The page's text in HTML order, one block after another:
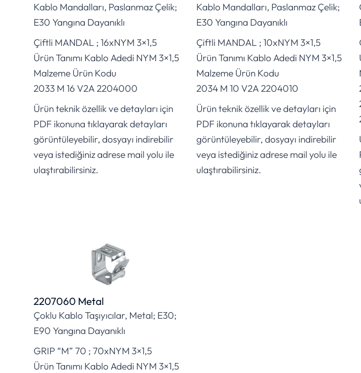
Kablo Mandalları, Paslanmaz Çelik;
E30 Yangına Dayanıklı
Çiftli MANDAL ; 16xNYM 3×1,5
Ürün Tanımı Kablo Adedi NYM 3×1,5
Malzeme Ürün Kodu
2033 M 16 V2A 2204000
Ürün teknik özellik ve detayları için
PDF ikonuna tıklayarak detayları
görüntüleyebilir, dosyayı indirebilir
veya istediğiniz adrese mail yolu ile
ulaştırabilirsiniz.
Kablo Mandalları, Paslanmaz Çelik;
E30 Yangına Dayanıklı
Çiftli MANDAL ; 10xNYM 3×1,5
Ürün Tanımı Kablo Adedi NYM 3×1,5
Malzeme Ürün Kodu
2034 M 10 V2A 2204010
Ürün teknik özellik ve detayları için
PDF ikonuna tıklayarak detayları
görüntüleyebilir, dosyayı indirebilir
veya istediğiniz adrese mail yolu ile
ulaştırabilirsiniz.
2207060 Metal
Çoklu Kablo Taşıyıcılar, Metal; E30;
E90 Yangına Dayanıklı
GRIP “M” 70 ; 70xNYM 3×1,5
Ürün Tanımı Kablo Adedi NYM 3×1,5